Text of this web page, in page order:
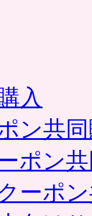
入
ン共
ポン
ーポ